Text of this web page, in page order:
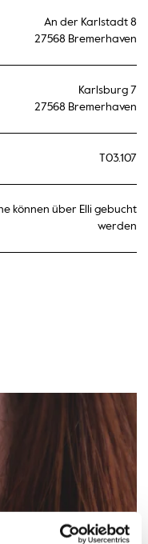
An der Karlstadt 8
27568 Bremerhaven
Karlsburg 7
27568 Bremerhaven
T03.107
können über Elli gebucht
werden